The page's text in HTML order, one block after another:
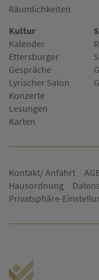
Räumlichkeiten
Kultur
Kalender
Ettersburger
Gespräche
Lyrischer Salon
Konzerte
Lesungen
Karten
Kontakt/ Anfahrt
Hausordnung
Privatsphäre-